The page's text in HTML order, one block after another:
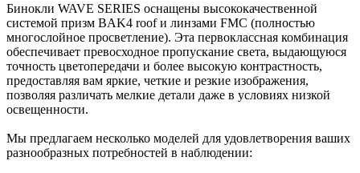
Бинокли WAVE SERIES оснащены высококачественной
системой призм BAK4 roof и линзами FMC (полностью
многослойное просветление). Эта первоклассная комбинация
обеспечивает превосходное пропускание света, выдающуюся
точность цветопередачи и более высокую контрастность,
предоставляя вам яркие, четкие и резкие изображения,
позволяя различать мелкие детали даже в условиях низкой
освещенности.
Мы предлагаем несколько моделей для удовлетворения ваших
разнообразных потребностей в наблюдении: